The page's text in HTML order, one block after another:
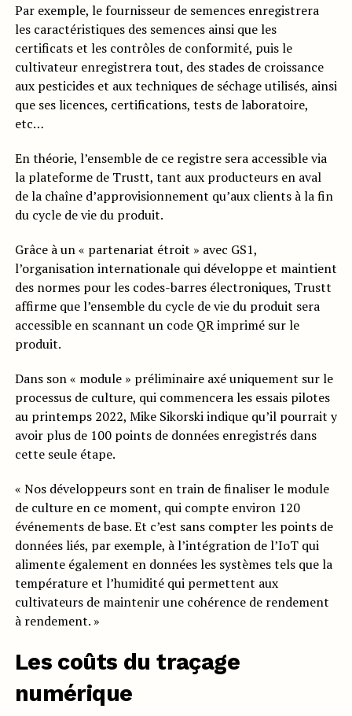
Par exemple, le fournisseur de semences enregistrera
les caractéristiques des semences ainsi que les
certificats et les contrôles de conformité, puis le
cultivateur enregistrera tout, des stades de croissance
aux pesticides et aux techniques de séchage utilisés, ainsi
que ses licences, certifications, tests de laboratoire,
etc…
En théorie, l’ensemble de ce registre sera accessible via
la plateforme de Trustt, tant aux producteurs en aval
de la chaîne d’approvisionnement qu’aux clients à la fin
du cycle de vie du produit.
Grâce à un « partenariat étroit » avec GS1,
l’organisation internationale qui développe et maintient
des normes pour les codes-barres électroniques, Trustt
affirme que l’ensemble du cycle de vie du produit sera
accessible en scannant un code QR imprimé sur le
produit.
Dans son « module » préliminaire axé uniquement sur le
processus de culture, qui commencera les essais pilotes
au printemps 2022, Mike Sikorski indique qu’il pourrait y
avoir plus de 100 points de données enregistrés dans
cette seule étape.
« Nos développeurs sont en train de finaliser le module
de culture en ce moment, qui compte environ 120
événements de base. Et c’est sans compter les points de
données liés, par exemple, à l’intégration de l’IoT qui
alimente également en données les systèmes tels que la
température et l’humidité qui permettent aux
cultivateurs de maintenir une cohérence de rendement
à rendement. »
Les coûts du traçage
numérique